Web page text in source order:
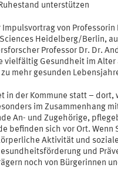
unterstützen
von Professorin
Heidelberg/Berlin,
Professor Dr. Dr.
vielfältig Gesundheit im Alter
mehr gesunden
in der Kommune statt – dort,
im Zusammenhang
An- und Zugehörige,
befinden sich vor Ort.
Aktivität und
und
noch von Bürgerinnen